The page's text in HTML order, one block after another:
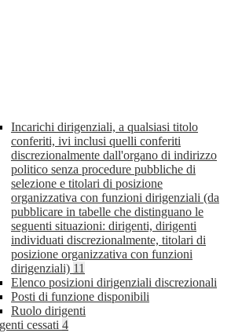
Incarichi dirigenziali, a qualsiasi titolo
conferiti, ivi inclusi quelli conferiti
discrezionalmente dall'organo di indirizzo
politico senza procedure pubbliche di
selezione e titolari di posizione
organizzativa con funzioni dirigenziali (da
pubblicare in tabelle che distinguano le
seguenti situazioni: dirigenti, dirigenti
individuati discrezionalmente, titolari di
posizione organizzativa con funzioni
dirigenziali) 11
Elenco posizioni dirigenziali discrezionali
Posti di funzione disponibili
Ruolo dirigenti
cessati 4